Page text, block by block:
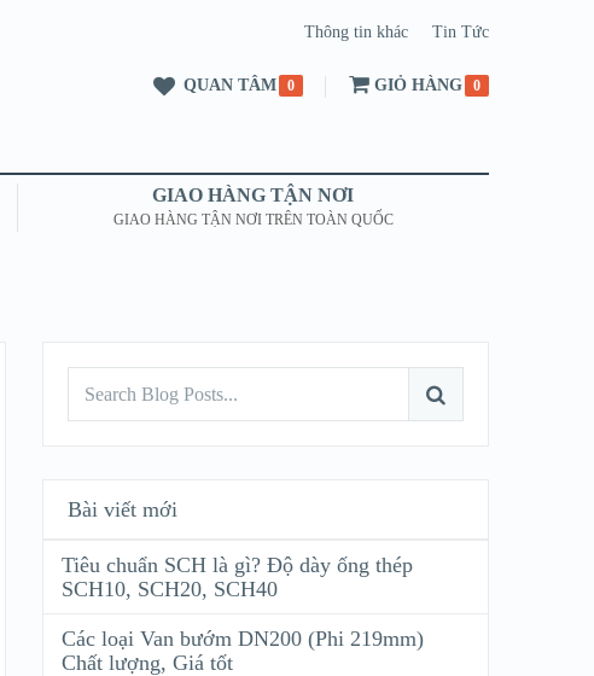
Thông tin khác Tin Tức
QUAN TÂM 0 GIỎ HÀNG 0
GIAO HÀNG TẬN NƠI
GIAO HÀNG TẬN NƠI TRÊN TOÀN QUỐC
Bài viết mới
Tiêu chuẩn SCH là gì? Độ dày ống thép
SCH10, SCH20, SCH40
Các loại Van bướm DN200 (Phi 219mm)
Chất lượng, Giá tốt